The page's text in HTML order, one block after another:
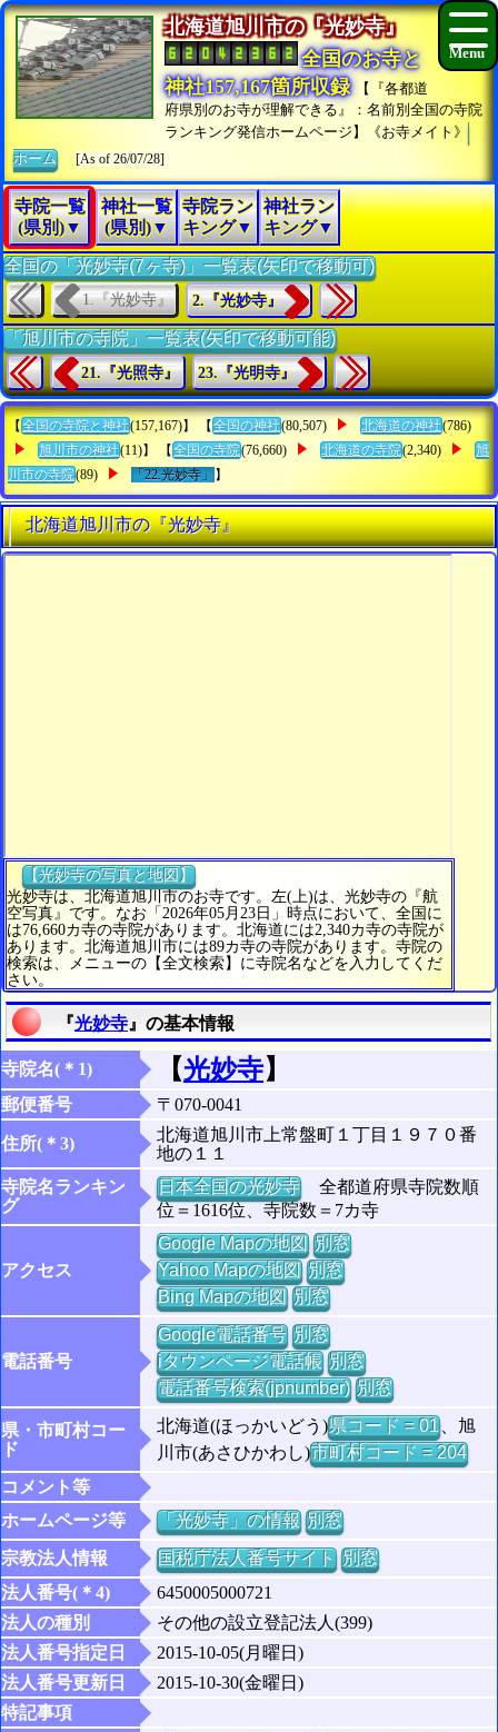
北海道旭川市の『光妙寺』
全国のお寺と
神社157,167箇所収録
【『各都道
府県別のお寺が理解できる』：名前別全国の寺院
ランキング発信ホームページ】《お寺メイト》
ホーム
[As of 26/07/28]
寺院一覧
(県別)▼
神社一覧
(県別)▼
寺院ラン
キング▼
神社ラン
キング▼
全国の「光妙寺(7ヶ寺)」一覧表(矢印で移動可)
1.『光妙寺』 2.『光妙寺』
「旭川市の寺院」一覧表(矢印で移動可能)
21.『光照寺』 23.『光明寺』
【 全国の寺院と神社(157,167)】 【 全国の神社(80,507) 北海道の神社(786)
旭川市の神社(11)】 【 全国の寺院(76,660) 北海道の寺院(2,340)
旭
川市の寺院(89) 「22.光妙寺」 】
北海道旭川市の『光妙寺』
【光妙寺の写真と地図】
光妙寺は、北海道旭川市のお寺です。左(上)は、光妙寺の『航
空写真』です。なお「2026年05月23日」時点において、全国に
は76,660カ寺の寺院があります。北海道には2,340カ寺の寺院が
あります。北海道旭川市には89カ寺の寺院があります。寺院の
検索は、メニューの【全文検索】に寺院名などを入力してくだ
さい。
『光妙寺 』の基本情報
寺院名(＊1) 【光妙寺】
郵便番号 〒070-0041
住所(＊3)
北海道旭川市上常盤町１丁目１９７０番
地の１１
寺院名ランキン
グ
日本全国の光妙寺全都道府県寺院数順
位＝1616位、寺院数＝7カ寺
アクセス
Google Mapの地図 別窓
Yahoo Mapの地図 別窓
Bing Mapの地図 別窓
電話番号
Google電話番号 別窓
iタウンページ電話帳 別窓
電話番号検索(jpnumber) 別窓
県・市町村コー
ド
北海道(ほっかいどう)県コード = 01、旭
川市(あさひかわし)市町村コード = 204
コメント等
ホームページ等
「光妙寺」の情報 別窓
宗教法人情報
国税庁法人番号サイト 別窓
法人番号(＊4)
6450005000721
法人の種別
その他の設立登記法人(399)
法人番号指定日
2015-10-05(月曜日)
法人番号更新日
2015-10-30(金曜日)
特記事項